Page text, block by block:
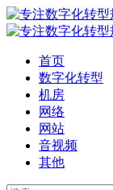
首页
数字化转型
机房
网络
网站
音视频
其他